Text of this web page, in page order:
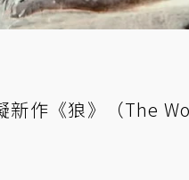
新作《狼》（The